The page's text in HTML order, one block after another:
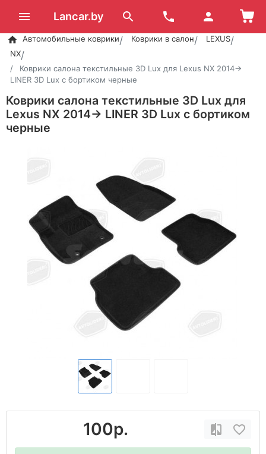
Lancar.by
Автомобильные коврики Коврики в салон
LEXUS
NX
Коврики салона текстильные 3D Lux для Lexus NX 2014->
LINER 3D Lux с бортиком черные
Коврики салона текстильные 3D Lux для
Lexus NX 2014-> LINER 3D Lux с бортиком
черные
100р.